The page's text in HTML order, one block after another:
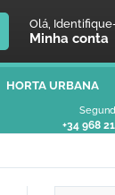
Olá,
Minha conta
HORTA URBANA
+34 968